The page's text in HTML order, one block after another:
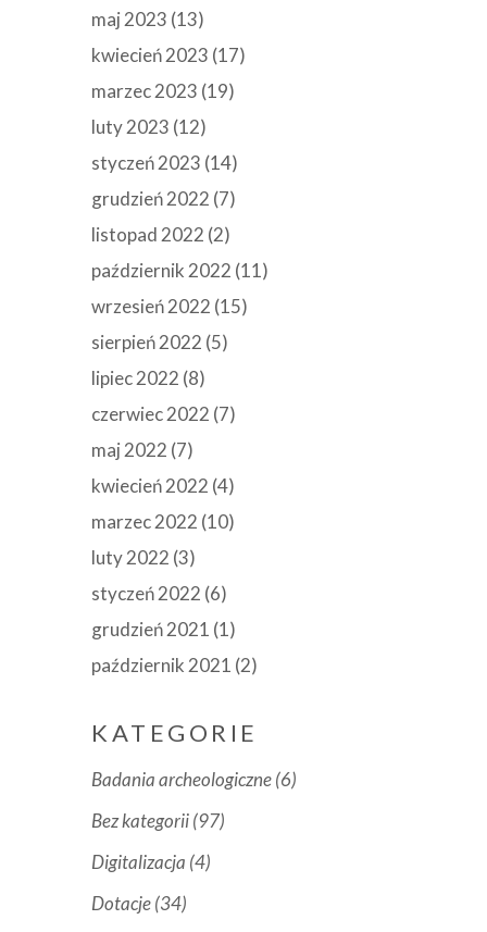
maj 2023 (13)
kwiecień 2023 (17)
marzec 2023 (19)
luty 2023 (12)
styczeń 2023 (14)
grudzień 2022 (7)
listopad 2022 (2)
październik 2022 (11)
wrzesień 2022 (15)
sierpień 2022 (5)
lipiec 2022 (8)
czerwiec 2022 (7)
maj 2022 (7)
kwiecień 2022 (4)
marzec 2022 (10)
luty 2022 (3)
styczeń 2022 (6)
grudzień 2021 (1)
październik 2021 (2)
KATEGORIE
Badania archeologiczne(6)
Bez kategorii(97)
Digitalizacja (4)
Dotacje(34)